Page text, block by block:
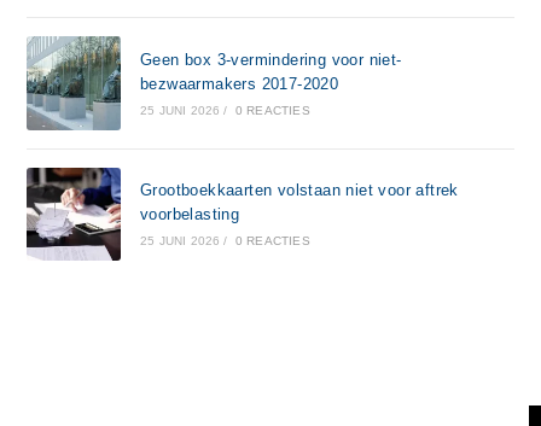
Geen box 3-vermindering voor niet-
bezwaarmakers 2017-2020
25 JUNI 2026 / 0 REACTIES
Grootboekkaarten volstaan niet voor aftrek
voorbelasting
25 JUNI 2026 / 0 REACTIES